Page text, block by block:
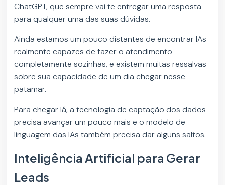
ChatGPT, que sempre vai te entregar uma resposta
para qualquer uma das suas dúvidas.
Ainda estamos um pouco distantes de encontrar IAs
realmente capazes de fazer o atendimento
completamente sozinhas, e existem muitas ressalvas
sobre sua capacidade de um dia chegar nesse
patamar.
Para chegar lá, a tecnologia de captação dos dados
precisa avançar um pouco mais e o modelo de
linguagem das IAs também precisa dar alguns saltos.
Inteligência Artificial para Gerar
Leads